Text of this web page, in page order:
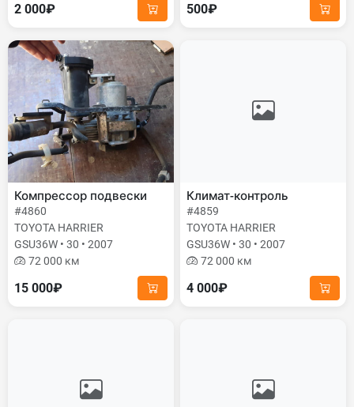
2 000₽ 500₽
Компрессор подвески
#4860
TOYOTA HARRIER
GSU36W • 30 • 2007
72 000 км
15 000₽
Климат-контроль
#4859
TOYOTA HARRIER
GSU36W • 30 • 2007
72 000 км
4 000₽